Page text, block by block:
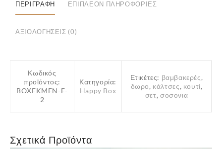
ΠΕΡΙΓΡΑΦΉ ΕΠΙΠΛΈΟΝ ΠΛΗΡΟΦΟΡΊΕΣ
ΑΞΙΟΛΟΓΉΣΕΙΣ (0)
Κωδικός
προϊόντος:
BOXEKMEN-F-
2
Κατηγορία:
Happy Box
Ετικέτες: βαμβακερές,
δωρο, κάλτσες, κουτί,
σετ, σοσονια
Σχετικά Προϊόντα